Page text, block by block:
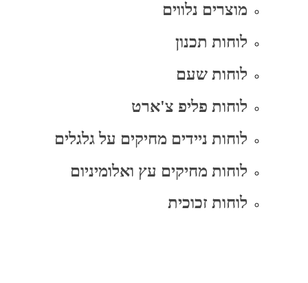
מוצרים נלווים
לוחות תכנון
לוחות שעם
לוחות פליפ צ'ארט
לוחות ניידים מחיקים על גלגלים
לוחות מחיקים עץ ואלומיניום
לוחות זכוכית